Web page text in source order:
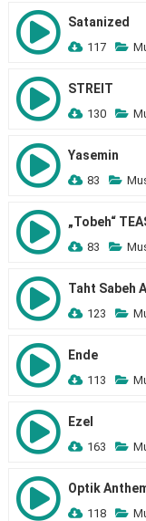
Satanized
117
STREIT
130
Yasemin
83
„Tobeh“
83
Taht Sabeh
123
Ende
113
Ezel
163
Optik
118